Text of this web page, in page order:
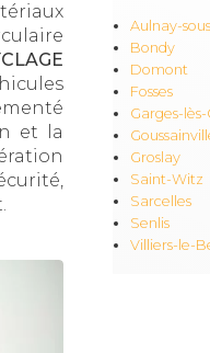
et la
Aulnay-
Bondy
Domont
Fosses
Garges-lès-
Groslay
Saint-Witz
Sarcelles
Senlis
Villiers-le-